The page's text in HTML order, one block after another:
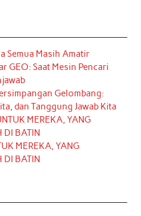
Semua Masih Amatir
GEO: Saat Mesin Pencari
Gelombang:
dan Tanggung Jawab Kita
MEREKA, YANG
DI BATIN
MEREKA, YANG
DI BATIN